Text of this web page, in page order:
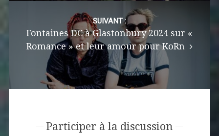
SUIVANT :
Fontaines DC à Glastonbury 2024 sur «
Romance » et leur amour pour KoRn
Participer à la discussion